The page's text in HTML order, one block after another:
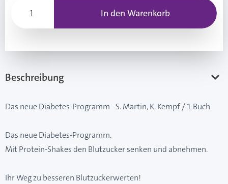
In den Warenkorb
Beschreibung
Das neue Diabetes-Programm - S. Martin, K. Kempf / 1 Buch
Das neue Diabetes-Programm.
Mit Protein-Shakes den Blutzucker senken und abnehmen.
Ihr Weg zu besseren Blutzuckerwerten!